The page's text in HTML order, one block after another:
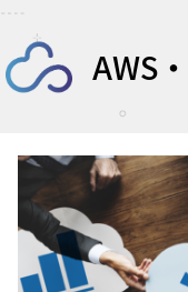
AWS